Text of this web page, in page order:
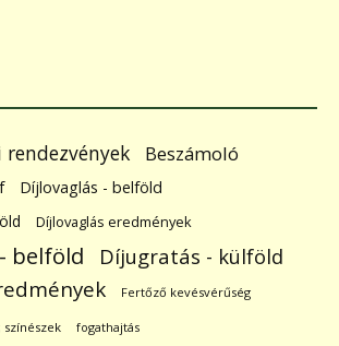
rendezvények Beszámoló
Díjlovaglás - belföld
Díjlovaglás eredmények
belföld Díjugratás - külföld
Fertőző kevésvérűség
fogathajtás